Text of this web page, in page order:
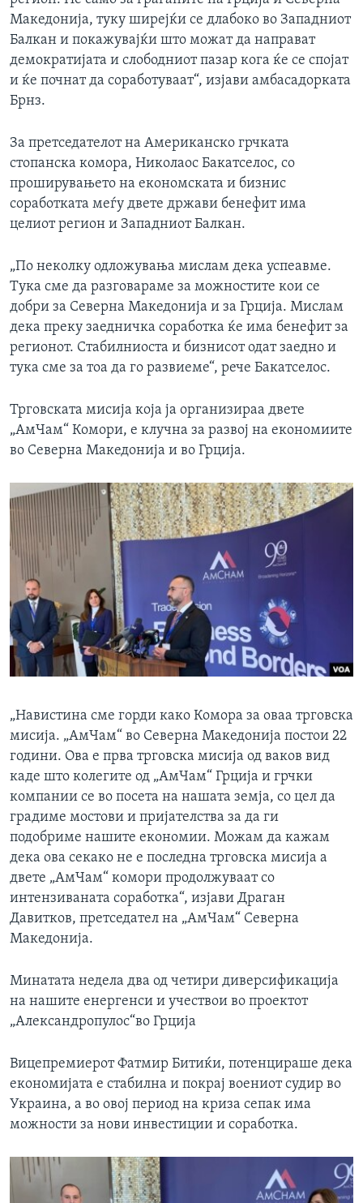
Македонија, туку ширејќи се длабоко во Западниот
Балкан и покажувајќи што можат да направат
демократијата и слободниот пазар кога ќе се спојат
и ќе почнат да соработуваат“, изјави амбасадорката
Брнз.
За претседателот на Американско грчката
стопанска комора, Николаос Бакатселос, со
проширувањето на економската и бизнис
соработката меѓу двете држави бенефит има
целиот регион и Западниот Балкан.
„По неколку одложувања мислам дека успеавме.
Тука сме да разговараме за можностите кои се
добри за Северна Македонија и за Грција. Мислам
дека преку заедничка соработка ќе има бенефит за
регионот. Стабилниоста и бизнисот одат заедно и
тука сме за тоа да го развиеме“, рече Бакатселос.
Трговската мисија која ја организираа двете
„АмЧам“ Комори, е клучна за развој на економиите
во Северна Македонија и во Грција.
„Навистина сме горди како Комора за оваа трговска
мисија. „АмЧам“ во Северна Македонија постои 22
години. Ова е прва трговска мисија од ваков вид
каде што колегите од „АмЧам“ Грција и грчки
компании се во посета на нашата земја, со цел да
градиме мостови и пријателства за да ги
подобриме нашите економии. Можам да кажам
дека ова секако не е последна трговска мисија а
двете „АмЧам“ комори продолжуваат со
интензиваната соработка“, изјави Драган
Давитков, претседател на „АмЧам“ Северна
Македонија.
Минатата недела два од четири диверсификација
на нашите енергенси и учествои во проектот
„Александропулос“во Грција
Вицепремиерот Фатмир Битиќи, потенцираше дека
економијата е стабилна и покрај воениот судир во
Украина, а во овој период на криза сепак има
можности за нови инвестиции и соработка.